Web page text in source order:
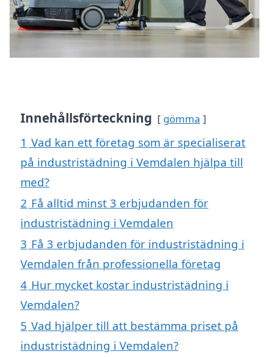
Innehållsförteckning gömma
1 Vad kan ett företag som är specialiserat
på industristädning i Vemdalen hjälpa till
med?
2 Få alltid minst 3 erbjudanden för
industristädning i Vemdalen
3 Få 3 erbjudanden för industristädning i
Vemdalen från professionella företag
4 Hur mycket kostar industristädning i
Vemdalen?
5 Vad hjälper till att bestämma priset på
industristädning i Vemdalen?